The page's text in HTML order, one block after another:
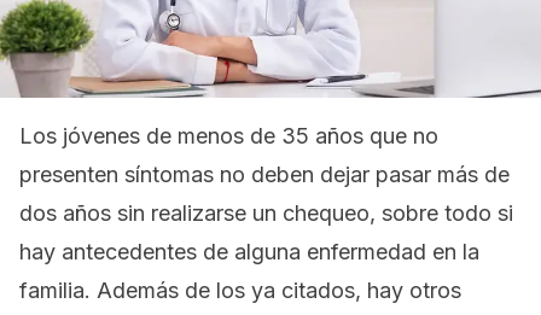
Los jóvenes de menos de 35 años que no
presenten síntomas no deben dejar pasar más de
dos años sin realizarse un chequeo, sobre todo si
hay antecedentes de alguna enfermedad en la
familia. Además de los ya citados, hay otros